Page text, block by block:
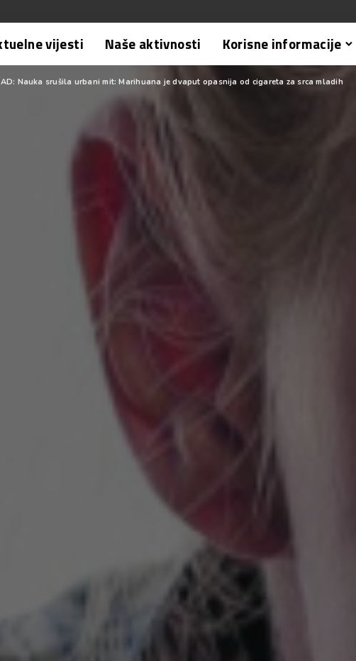
vijesti Naše aktivnosti Korisne informacije
Nauka srušila urbani mit: Marihuana je dvaput opasnija od cigareta za srca mladih